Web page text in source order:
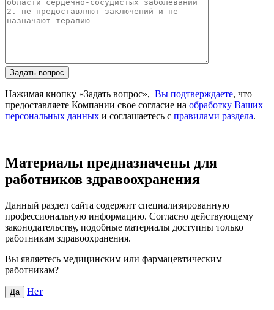
Задать вопрос
Нажимая кнопку «Задать вопрос», Вы подтверждаете, что
предоставляете Компании свое согласие на обработку Ваших
персональных данных и соглашаетесь с правилами раздела.
Материалы предназначены для
работников здравоохранения
Данный раздел сайта содержит специализированную
профессиональную информацию. Согласно действующему
законодательству, подобные материалы доступны только
работникам здравоохранения.
Вы являетесь медицинским или фармацевтическим
работникам?
Да Нет